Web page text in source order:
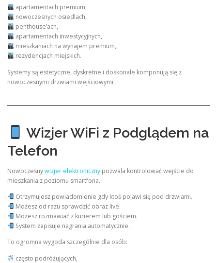
apartamentach premium,
nowoczesnych osiedlach,
penthouse’ach,
apartamentach inwestycyjnych,
mieszkaniach na wynajem premium,
rezydencjach miejskich.
Systemy są estetyczne, dyskretne i doskonale komponują się z
nowoczesnymi drzwiami wejściowymi.
Wizjer WiFi z Podglądem na
Telefon
Nowoczesnywizjer elektroniczny pozwala kontrolować wejście do
mieszkania z poziomu smartfona.
Otrzymujesz powiadomienie gdy ktoś pojawi się pod drzwiami.
Możesz od razu sprawdzić obraz live.
Możesz rozmawiać z kurierem lub gościem.
System zapisuje nagrania automatycznie.
To ogromna wygoda szczególnie dla osób:
często podróżujących,